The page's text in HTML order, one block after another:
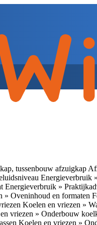
tussenbouw afzuigkap
Energieverbruik
Energieverbruik »
» Oveninhoud en formaten
Koelen en vriezen »
vriezen » Onderbouw
Koelen en vriezen »